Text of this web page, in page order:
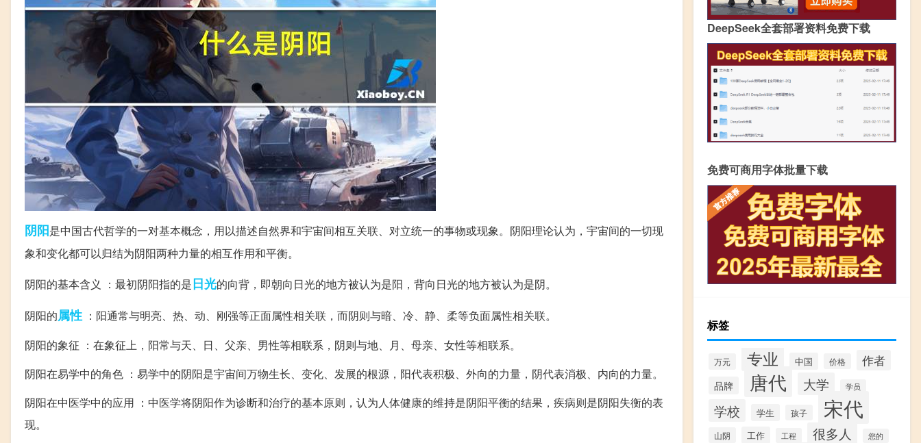
阴阳是中国古代哲学的一对基本概念，用以描述自然界和宇宙间相互关联、对立统一的事物或现象。阴阳理论认为，宇宙间的一切现
象和变化都可以归结为阴阳两种力量的相互作用和平衡。
阴阳的基本含义 ：最初阴阳指的是日光的向背，即朝向日光的地方被认为是阳，背向日光的地方被认为是阴。
阴阳的属性 ：阳通常与明亮、热、动、刚强等正面属性相关联，而阴则与暗、冷、静、柔等负面属性相关联。
阴阳的象征 ：在象征上，阳常与天、日、父亲、男性等相联系，阴则与地、月、母亲、女性等相联系。
阴阳在易学中的角色 ：易学中的阴阳是宇宙间万物生长、变化、发展的根源，阳代表积极、外向的力量，阴代表消极、内向的力量。
阴阳在中医学中的应用 ：中医学将阴阳作为诊断和治疗的基本原则，认为人体健康的维持是阴阳平衡的结果，疾病则是阴阳失衡的表
现。
DeepSeek全套部署资料免费下载
免费可商用字体批量下载
标签
万元 专业 中国 价格 作者
品牌 唐代 大学 学员
学校 学生 孩子 宋代
山阴 工作 工程 很多人 您的